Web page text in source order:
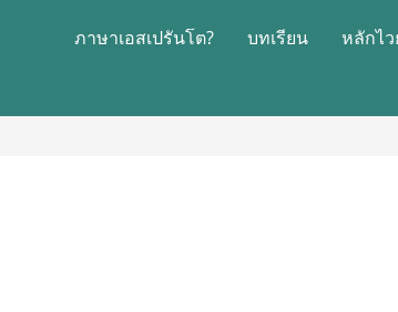
ภาษาเอสเปรันโต? บทเรียน หลักไ